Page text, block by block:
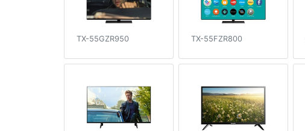
TX-55GZR950 TX-55FZR800